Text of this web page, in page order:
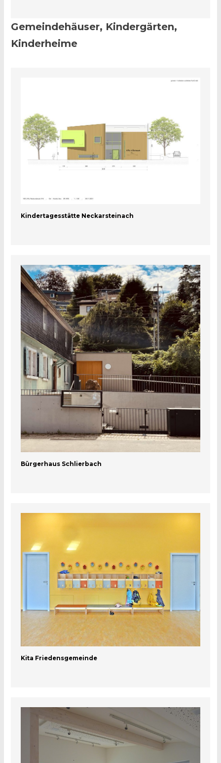
Gemeindehäuser, Kindergärten,
Kinderheime
Kindertagesstätte Neckarsteinach
Bürgerhaus Schlierbach
Kita Friedensgemeinde